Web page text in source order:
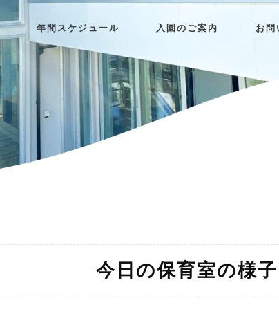
年間スケジュール 入園のご案内 お問
今日の保育室の様子